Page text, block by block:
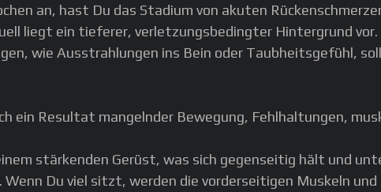
an, hast Du das Stadium von akuten
liegt ein tieferer, verletzungsbedingter Hintergrund vor.
wie Ausstrahlungen ins Bein oder Taubheitsgefühl,
ein Resultat mangelnder Bewegung, Fehlhaltungen,
stärkenden Gerüst, was sich gegenseitig hält und
Du viel sitzt, werden die vorderseitigen Muskeln